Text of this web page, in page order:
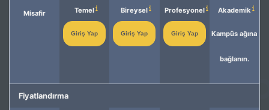
Misafir Temel
Giriş Yap
Bireysel
Giriş Yap
Profesyonel
Giriş Yap
Akademik
Kampüs ağına
bağlanın.
Fiyatlandırma